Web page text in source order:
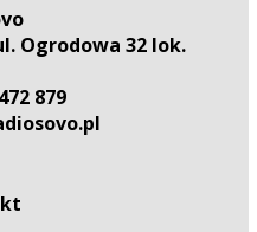
Ogrodowa 32 lok.
879